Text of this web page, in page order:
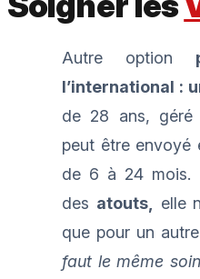
Autre option
l’international :
de 28 ans, géré
peut être envoyé
de 6 à 24 mois.
des atouts,
elle
que pour un
faut le même